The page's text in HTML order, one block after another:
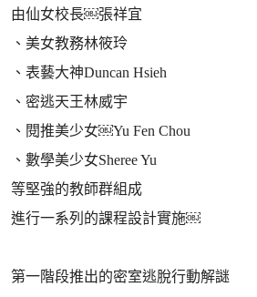
由仙女校長￼張祥宜
、美女教務林筱玲
、表藝大神Duncan Hsieh
、密逃天王林威宇
、閱推美少女￼Yu Fen Chou
、數學美少女Sheree Yu
等堅強的教師群組成
進行一系列的課程設計實施￼
第一階段推出的密室逃脫行動解謎